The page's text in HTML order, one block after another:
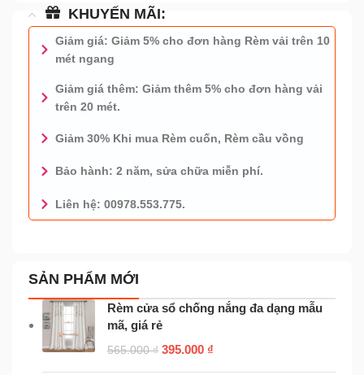
KHUYẾN MÃI:
Giảm giá: Giảm 5% cho đơn hàng Rèm vải trên 10
mét ngang
Giảm giá thêm: Giảm thêm 5% cho đơn hàng vải
trên 20 mét.
Giảm 30% Khi mua Rèm cuốn, Rèm cầu vồng
Bảo hành: 2 năm, sửa chữa miễn phí.
Liên hệ: 00978.553.775.
0978.553.775 - TƯ VẤN MIỄN PHÍ
SẢN PHẨM MỚI
Rèm cửa sổ chống nắng đa dạng mẫu
mã, giá rẻ
565.000₫ 395.000 ₫